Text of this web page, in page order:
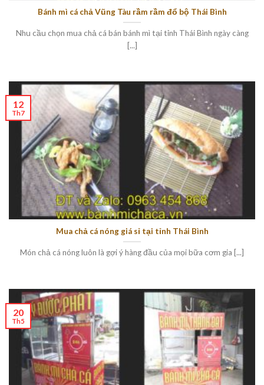
Bánh mì cá chả Vũng Tàu rầm rầm đổ bộ Thái Bình
Nhu cầu chọn mua chả cá bán bánh mì tại tỉnh Thái Bình ngày càng
[...]
Mua chả cá nóng giá sỉ tại tỉnh Thái Bình
Món chả cá nóng luôn là gợi ý hàng đầu của mọi bữa cơm gia [...]
12
Th7
20
Th5